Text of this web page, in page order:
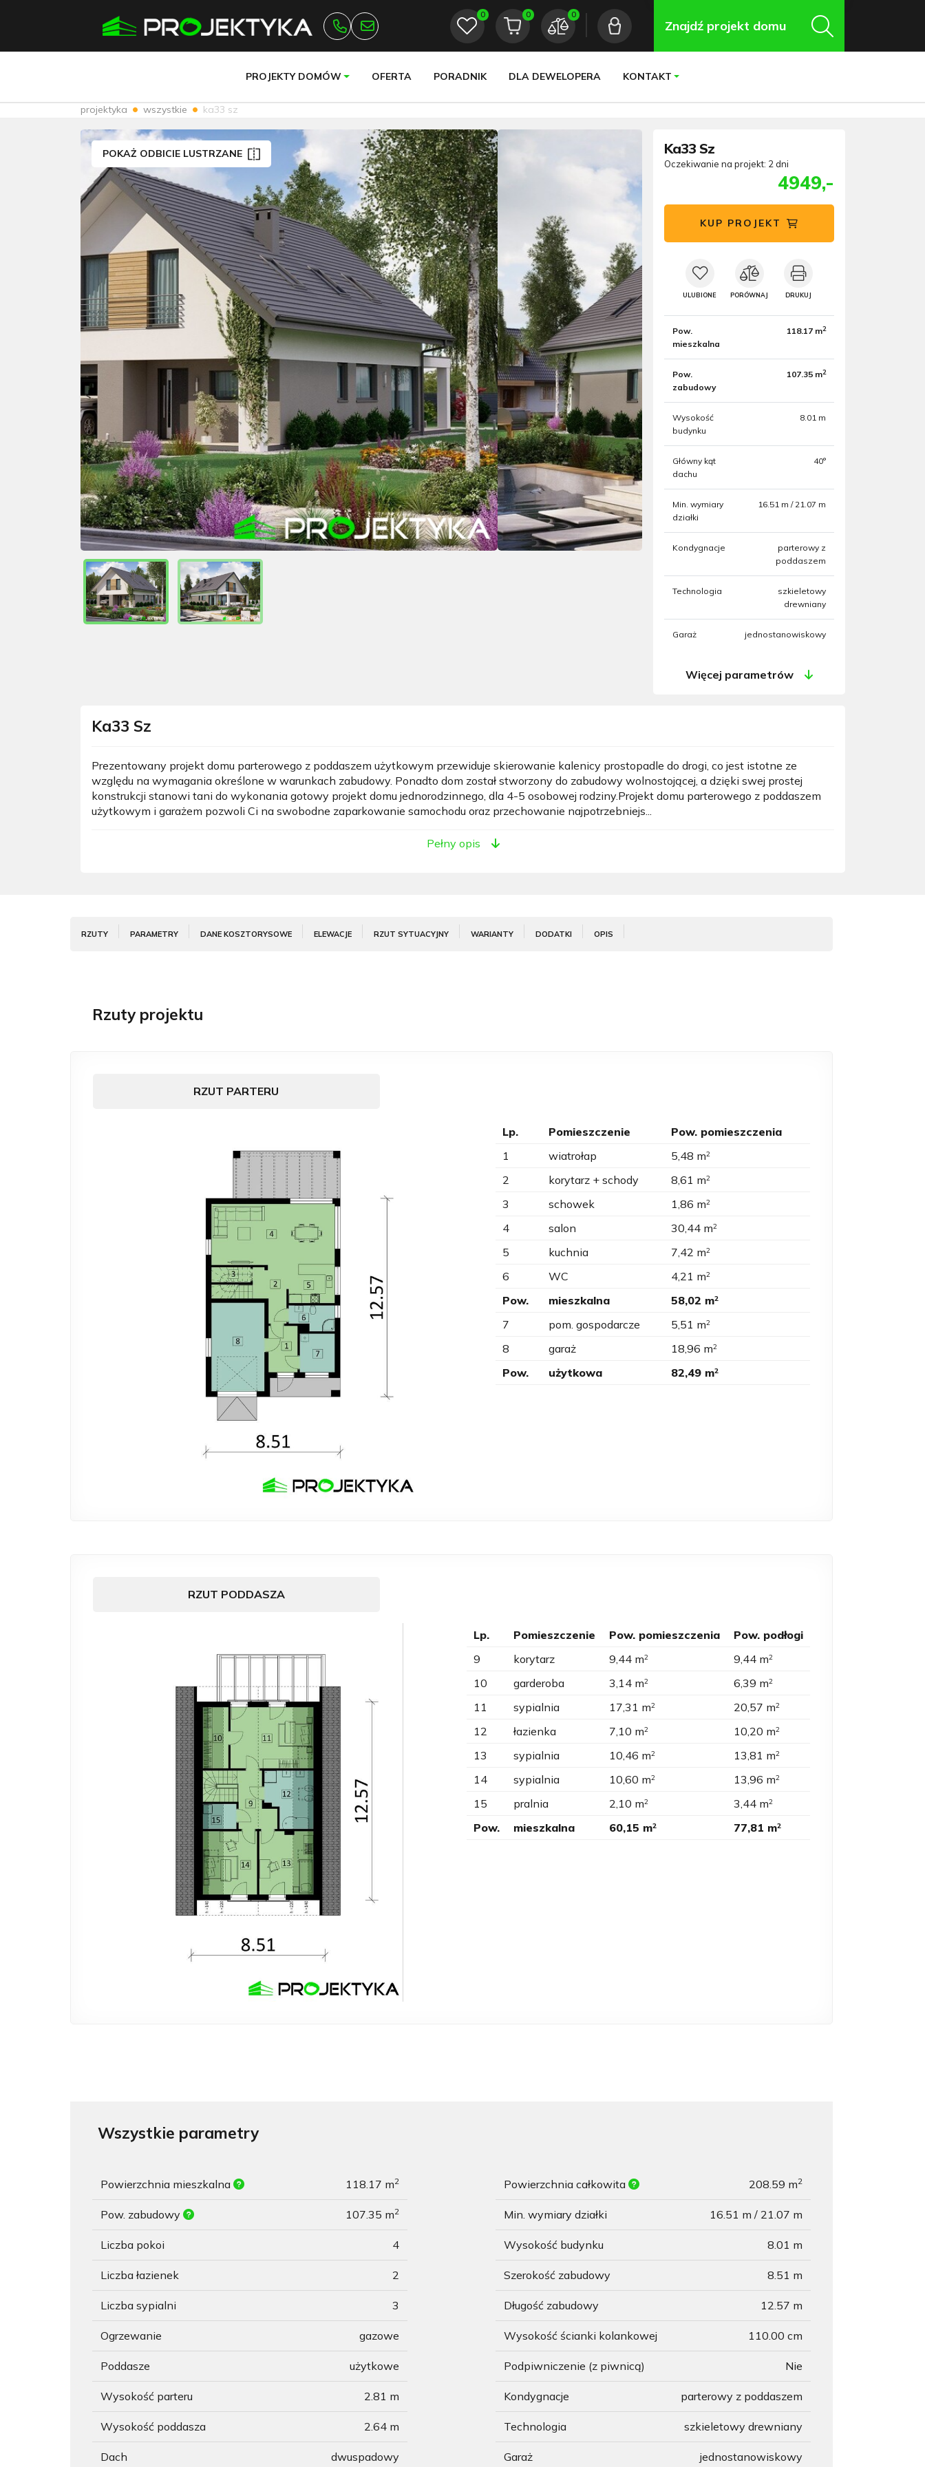
0 0 0
PROJEKTY DOMÓW OFERTA PORADNIK DLA DEWELOPERA KONTAKT
Znajdź projekt domu
projektyka wszystkie ka33 sz
Ka33 Sz
Prezentowany projekt domu parterowego z poddaszem użytkowym przewiduje skierowanie kalenicy prostopadle do drogi, co jest istotne ze
względu na wymagania określone w warunkach zabudowy. Ponadto dom został stworzony do zabudowy wolnostojącej, a dzięki swej prostej
konstrukcji stanowi tani do wykonania gotowy projekt domu jednorodzinnego, dla 4-5 osobowej rodziny.Projekt domu parterowego z poddaszem
użytkowym i garażem pozwoli Ci na swobodne zaparkowanie samochodu oraz przechowanie najpotrzebniejs...
Pełny opis
POKAŻ ODBICIE LUSTRZANE Ka33 Sz
Oczekiwanie na projekt: 2 dni
4949,-
KUP PROJEKT
ULUBIONE PORÓWNAJ DRUKUJ
Pow.
mieszkalna
118.17 m2
Pow.
zabudowy
107.35 m2
Wysokość
budynku
8.01 m
Główny kąt
dachu
40°
Min. wymiary
działki
16.51 m / 21.07 m
Kondygnacje
parterowy z
poddaszem
Technologia
szkieletowy
drewniany
Garaż jednostanowiskowy
Więcej parametrów
RZUTY PARAMETRY DANE KOSZTORYSOWE ELEWACJE RZUT SYTUACYJNY WARIANTY DODATKI OPIS
Rzuty projektu
RZUT PARTERU
Lp. Pomieszczenie
Pow. pomieszczenia
1
wiatrołap 5,48 m2
2 korytarz + schody 8,61 m2
3 schowek 1,86 m2
4 salon 30,44 m2
5 kuchnia 7,42 m2
6 WC 4,21 m2
Pow. mieszkalna 58,02 m2
7 pom. gospodarcze 5,51 m2
8 garaż 18,96 m2
Pow. użytkowa 82,49 m2
RZUT PODDASZA
Lp. Pomieszczenie Pow. pomieszczenia
Pow. podłogi
9
korytarz 9,44 m2 9,44 m2
10 garderoba 3,14 m2 6,39 m2
11 sypialnia 17,31 m2 20,57 m2
12 łazienka 7,10 m2 10,20 m2
13 sypialnia 10,46 m2 13,81 m2
14 sypialnia 10,60 m2 13,96 m2
15 pralnia 2,10 m2 3,44 m2
Pow. mieszkalna 60,15 m2 77,81 m2
Wszystkie parametry
Powierzchnia mieszkalna 118.17 m2
Pow. zabudowy 107.35 m2
Liczba pokoi 4
Liczba łazienek 2
Liczba sypialni 3
Ogrzewanie gazowe
Poddasze użytkowe
Wysokość parteru 2.81 m
Wysokość poddasza 2.64 m
Dach dwuspadowy
Powierzchnia całkowita 208.59 m2
Min. wymiary działki 16.51 m / 21.07 m
Wysokość budynku 8.01 m
Szerokość zabudowy 8.51 m
Długość zabudowy 12.57 m
Wysokość ścianki kolankowej 110.00 cm
Podpiwniczenie (z piwnicą) Nie
Kondygnacje parterowy z poddaszem
Technologia szkieletowy drewniany
Garaż jednostanowiskowy